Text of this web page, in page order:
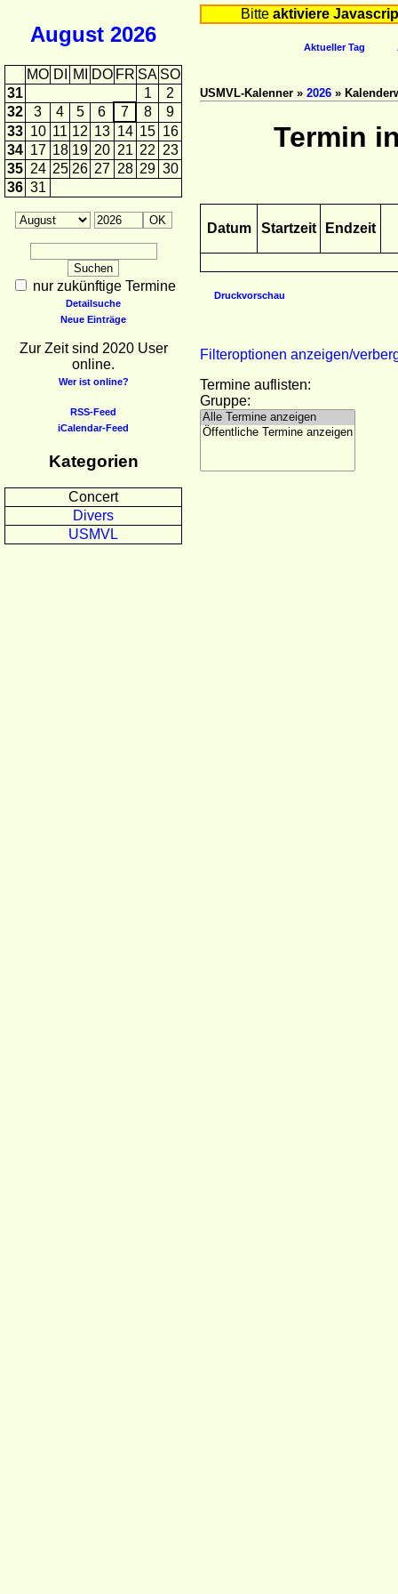
August 2026
MO DI MI DO FR SA SO
31
1
2
32
3 4 5 6 7 8
9
33 10 11 12 13 14 15 16
34 17 18 19 20 21 22 23
35 24 25 26 27 28 29 30
36 31
nur zukünftige Termine
Detailsuche
Neue Einträge
Zur Zeit sind 2020 User
online.
Wer ist online?
RSS-Feed
iCalendar-Feed
Kategorien
Concert
Divers
USMVL
Bitte aktiviere
Aktueller Tag
USMVL-Kalenner » 2026 »
Termin
Datum Startzeit Endzeit
Druckvorschau
Filteroptionen anzeigen/
Termine auflisten:
Gruppe: